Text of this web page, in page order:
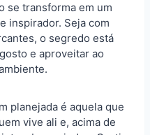
se transforma em um
inspirador. Seja com
o segredo está
e aproveitar ao
planejada é aquela que
vive ali e, acima de